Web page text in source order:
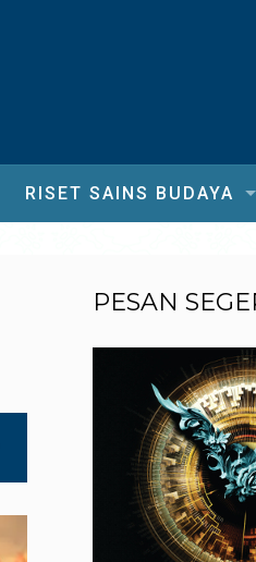
RISET SAINS BUDAYA
PESAN